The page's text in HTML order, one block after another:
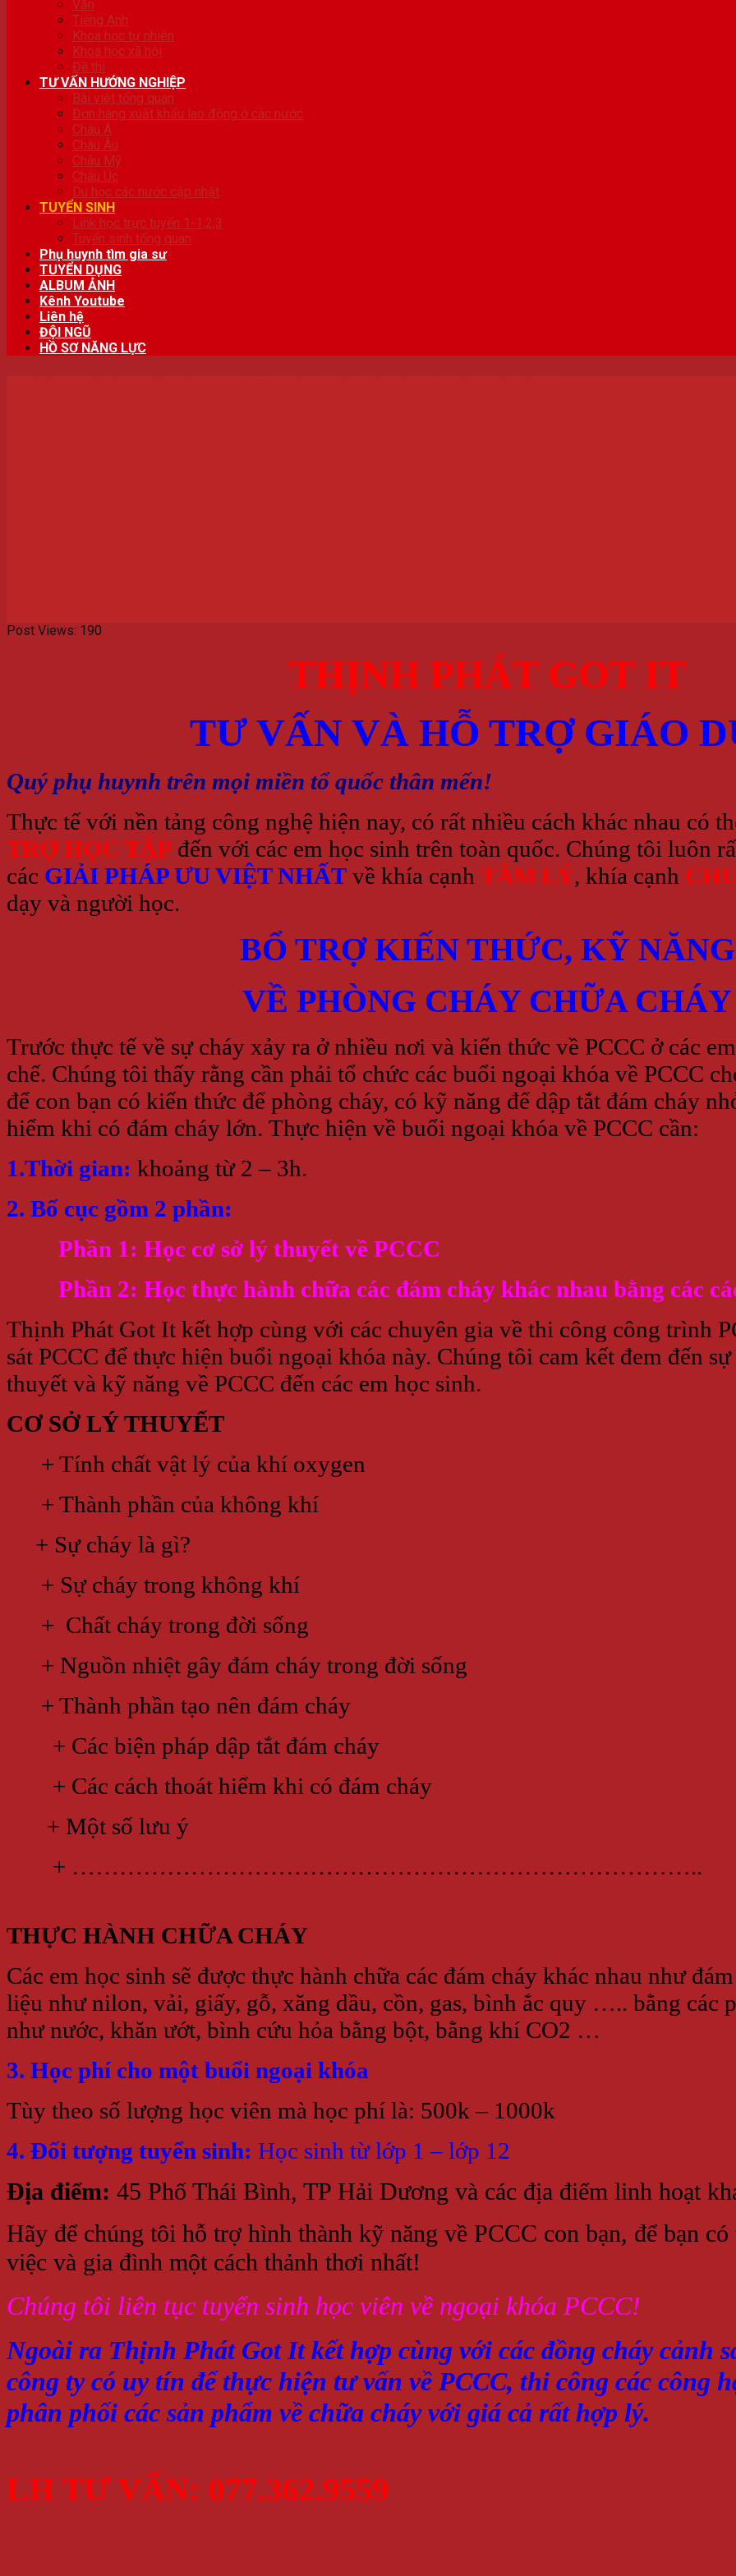
Văn
Tiếng Anh
Khoa học tự nhiên
Khoa học xã hội
Đề thi
TƯ VẤN HƯỚNG NGHIỆP
Bài viêt tổng quan
Đơn hàng xuất khẩu lao động ở các nước
Châu Á
Châu Âu
Châu Mỹ
Châu Úc
Du học các nước cập nhật
TUYỂN SINH
Link học trực tuyến 1-1,2,3
Tuyển sinh tổng quan
Phụ huynh tìm gia sư
TUYỂN DỤNG
ALBUM ẢNH
Kênh Youtube
Liên hệ
ĐỘI NGŨ
HỒ SƠ NĂNG LỰC
Post Views: 190
THỊNH PHÁT GOT IT
TƯ VẤN VÀ HỖ TRỢ GIÁO
Quý phụ huynh trên mọi miền tổ quốc thân mến!
Thực tế với nền tảng công nghệ hiện nay, có rất nhiều cách khác nhau có
TRỢ HỌC TẬP đến với các em học sinh trên toàn quốc. Chúng tôi luôn
các GIẢI PHÁP ƯU VIỆT NHẤT về khía cạnh TÂM LÝ, khía cạnh
dạy và người học.
BỔ TRỢ KIẾN THỨC, KỸ NĂNG
VỀ PHÒNG CHÁY CHỮA CHÁY
Trước thực tế về sự cháy xảy ra ở nhiều nơi và kiến thức về PCCC ở các
chế. Chúng tôi thấy rằng cần phải tổ chức các buổi ngoại khóa về PCCC
để con bạn có kiến thức để phòng cháy, có kỹ năng để dập tắt đám cháy
hiểm khi có đám cháy lớn. Thực hiện về buổi ngoại khóa về PCCC cần:
1.Thời gian: khoảng từ 2 – 3h.
2. Bố cục gồm 2 phần:
Phần 1: Học cơ sở lý thuyết về PCCC
Phần 2: Học thực hành chữa các đám cháy khác nhau bằng các
Thịnh Phát Got It kết hợp cùng với các chuyên gia về thi công công trình
sát PCCC để thực hiện buổi ngoại khóa này. Chúng tôi cam kết đem đến
thuyết và kỹ năng về PCCC đến các em học sinh.
CƠ SỞ LÝ THUYẾT
+ Tính chất vật lý của khí oxygen
+ Thành phần của không khí
+ Sự cháy là gì?
+ Sự cháy trong không khí
+ Chất cháy trong đời sống
+ Nguồn nhiệt gây đám cháy trong đời sống
+ Thành phần tạo nên đám cháy
+ Các biện pháp dập tắt đám cháy
+ Các cách thoát hiểm khi có đám cháy
+ Một số lưu ý
+ ……………………………………………………………………..
THỰC HÀNH CHỮA CHÁY
Các em học sinh sẽ được thực hành chữa các đám cháy khác nhau như
liệu như nilon, vải, giấy, gỗ, xăng dầu, cồn, gas, bình ắc quy ….. bằng các
như nước, khăn ướt, bình cứu hỏa bằng bột, bằng khí CO2 …
3. Học phí cho một buổi ngoại khóa
Tùy theo số lượng học viên mà học phí là: 500k – 1000k
4. Đối tượng tuyển sinh: Học sinh từ lớp 1 – lớp 12
Địa điểm: 45 Phố Thái Bình, TP Hải Dương và các địa điểm linh hoạt
Hãy để chúng tôi hỗ trợ hình thành kỹ năng về PCCC con bạn, để bạn
việc và gia đình một cách thảnh thơi nhất!
Chúng tôi liên tục tuyển sinh học viên về ngoại khóa PCCC!
Ngoài ra Thịnh Phát Got It kết hợp cùng với các đồng cháy cảnh
công ty có uy tín để thực hiện tư vấn về PCCC, thi công các công
phân phối các sản phẩm về chữa cháy với giá cả rất hợp lý.
LH TƯ VẤN: 077.362.9559